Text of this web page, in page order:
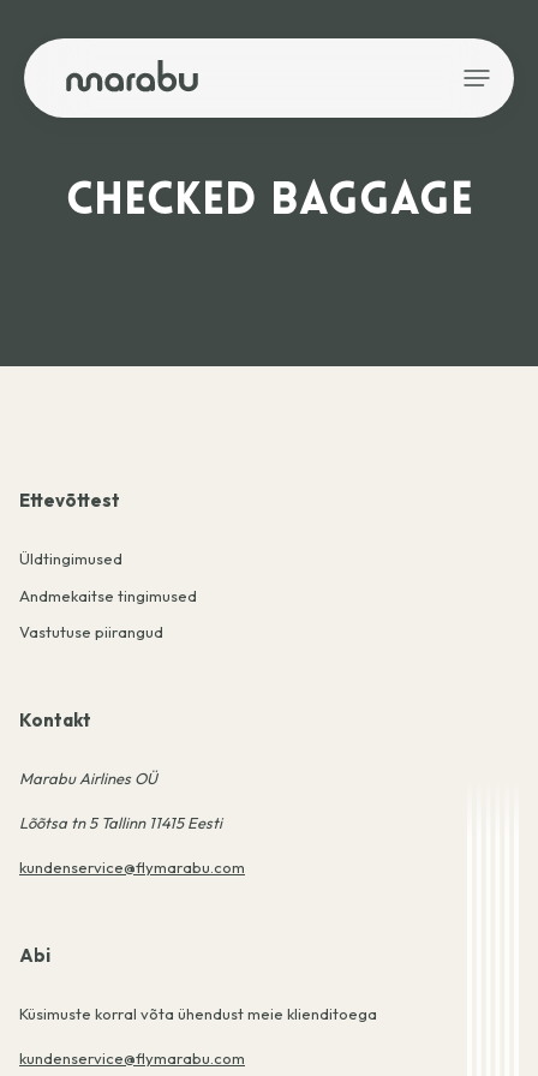
CHECKED BAGGAGE
Ettevõttest
Üldtingimused
Andmekaitse tingimused
Vastutuse piirangud
Kontakt
Marabu Airlines OÜ
Lõõtsa tn 5 Tallinn 11415 Eesti
kundenservice@flymarabu.com
Abi
Küsimuste korral võta ühendust meie klienditoega
kundenservice@flymarabu.com